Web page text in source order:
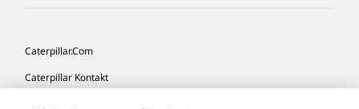
Caterpillar.com
Caterpillar Kontakt